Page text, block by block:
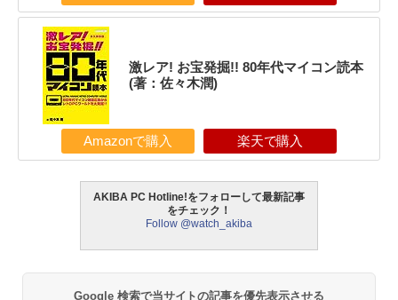
激レア! お宝発掘!! 80年代マイコン読本
(著：佐々木潤)
Amazonで購入 楽天で購入
AKIBA PC Hotline!をフォローして最新記事
をチェック！
Follow @watch_akiba
Google 検索で当サイトの記事を優先表示させる